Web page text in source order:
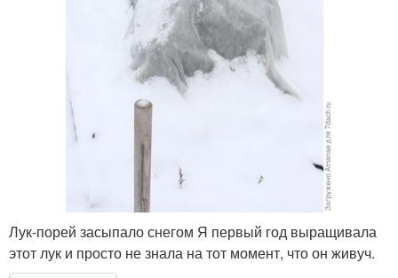
Лук-порей засыпало снегом Я первый год выращивала
этот лук и просто не знала на тот момент, что он живуч.